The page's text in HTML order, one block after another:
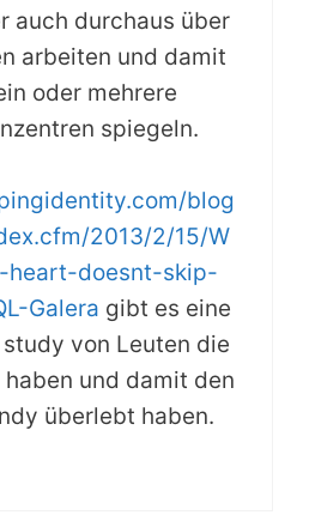
auch durchaus über
arbeiten und damit
oder mehrere
spiegeln.
blog
2013/2/15/W
heart-doesnt-skip-
Galera gibt es eine
von Leuten die
und damit den
überlebt haben.